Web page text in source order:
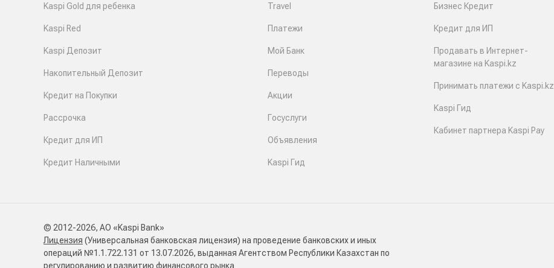
Kaspi Gold для ребенка
Kaspi Red
Kaspi Депозит
Накопительный Депозит
Кредит на Покупки
Рассрочка
Кредит для ИП
Кредит Наличными
Travel
Платежи
Мой Банк
Переводы
Акции
Госуслуги
Объявления
Kaspi Гид
Бизнес Кредит
Кредит для ИП
Продавать в Интернет-
магазине на Kaspi.kz
Принимать платежи с Kaspi.kz
Kaspi Гид
Кабинет партнера Kaspi Pay
© 2012-2026, АО «Kaspi Bank»
Лицензия (Универсальная банковская лицензия) на проведение банковских и иных
операций №1.1.722.131 от 13.07.2026, выданная Агентством Республики Казахстан по
регулированию и развитию финансового рынка